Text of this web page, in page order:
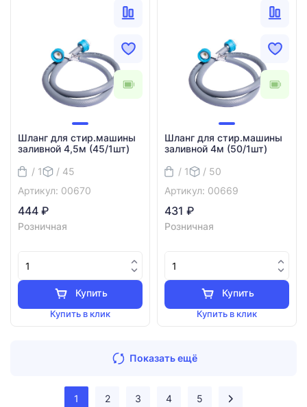
Шланг для стир.машины
заливной 4,5м (45/1шт)
/ 1
/ 45
Артикул: 00670
444 ₽
Розничная
Купить
Купить в клик
Шланг для стир.машины
заливной 4м (50/1шт)
/ 1
/ 50
Артикул: 00669
431 ₽
Розничная
Купить
Купить в клик
Показать ещё
1 2 3 4 5